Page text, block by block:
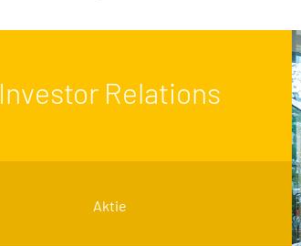
Investor Relations
Aktie